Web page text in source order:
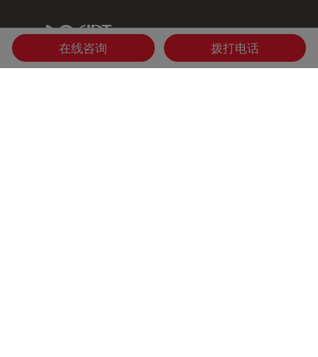
IDT Link
在线咨询 拨打电话